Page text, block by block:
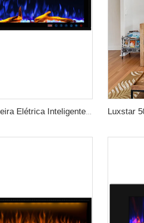
Luxstar 74 Polegadas Lareira Elétrica Inteligente Interna com Fonte de Luz LED Tecnologia de Chama com Chamas de LED